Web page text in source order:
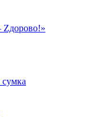
Zдорово!»